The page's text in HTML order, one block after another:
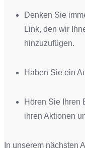
Denken Sie
Link, den wir
hinzuzufügen.
Haben Sie ein
Hören Sie Ihren
ihren Aktionen
In unserem nächsten